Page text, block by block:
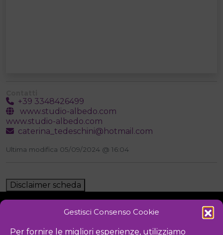
Gestisci Consenso Cookie
Per fornire le migliori esperienze, utilizziamo
+39 3348426499
www.studio-albedo.com
www.studio-albedo.com
caterina_tedeschini@hotmail.com
Ultima modifica 05/09/2024 @ 16:04
Disclaimer scheda